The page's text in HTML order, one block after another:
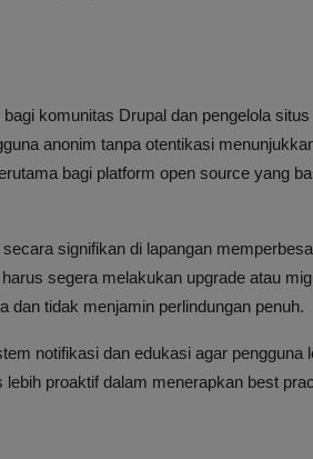
komunitas Drupal dan pengelola
anonim tanpa otentikasi
bagi platform open source yang
signifikan di lapangan
segera melakukan upgrade atau
dan tidak menjamin perlindungan penuh.
notifikasi dan edukasi agar pengguna
proaktif dalam menerapkan best